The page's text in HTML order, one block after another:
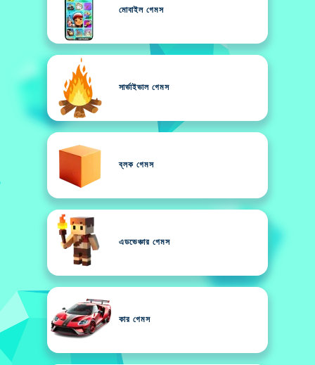
মোবাইল গেমস
সার্ভাইভাল গেমস
ব্লক গেমস
এডভেঞ্চার গেমস
কার গেমস